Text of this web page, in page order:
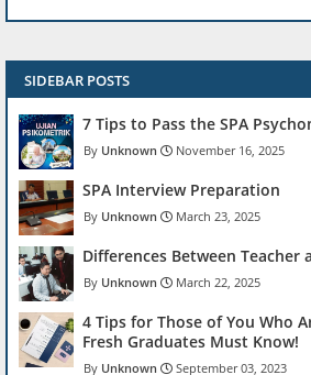
SIDEBAR POSTS
7 Tips to Pass the SPA
Unknown November 16, 2025
SPA Interview Preparation
Unknown March 23, 2025
Differences Between Teacher
Unknown March 22, 2025
4 Tips for Those of You Who
Fresh Graduates Must Know!
Unknown September 03, 2023